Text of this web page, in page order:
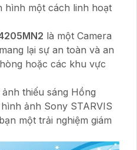
hình một cách linh hoạt
là một Camera
lại sự an toàn và an
hoặc các khu vực
thiếu sáng Hồng
ảnh Sony STARVIS
một trải nghiệm giám